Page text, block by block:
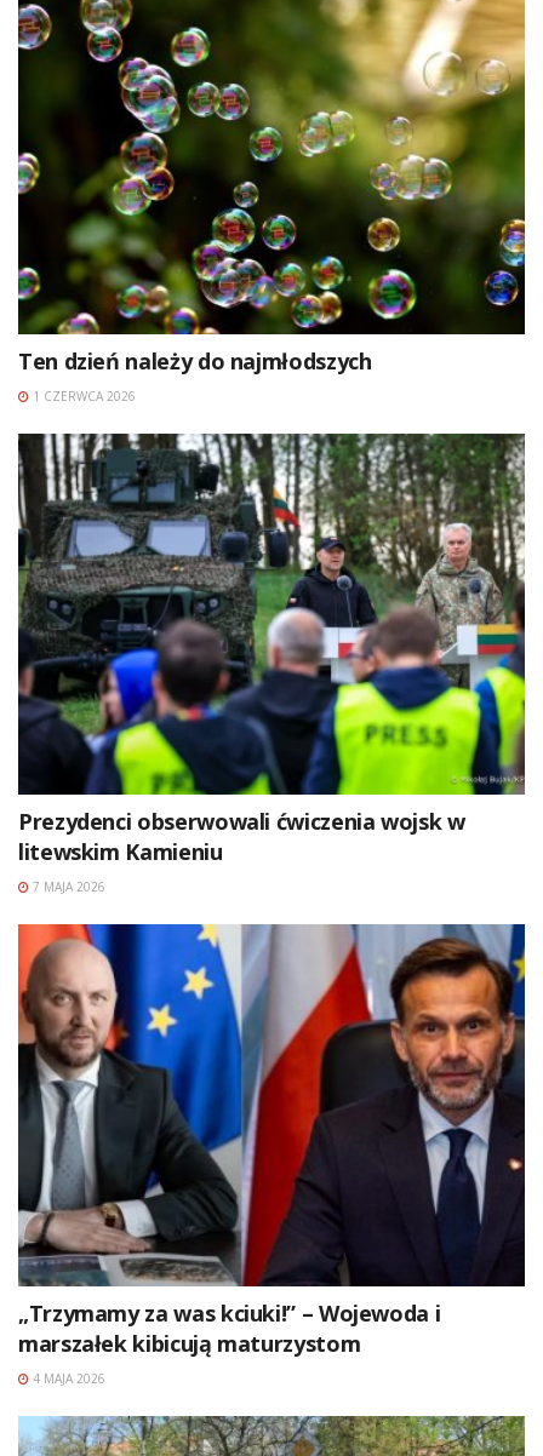
Ten dzień należy do najmłodszych
1 CZERWCA 2026
Prezydenci obserwowali ćwiczenia wojsk w
litewskim Kamieniu
7 MAJA 2026
„Trzymamy za was kciuki!” – Wojewoda i
marszałek kibicują maturzystom
4 MAJA 2026